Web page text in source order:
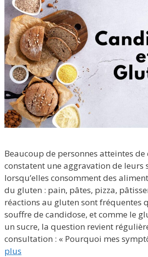
Beaucoup de personnes atteintes de
constatent une aggravation de leurs
lorsqu’elles consomment des
du gluten : pain, pâtes, pizza,
réactions au gluten sont fréquentes
souffre de candidose, et comme le
un sucre, la question revient
consultation : « Pourquoi mes
plus